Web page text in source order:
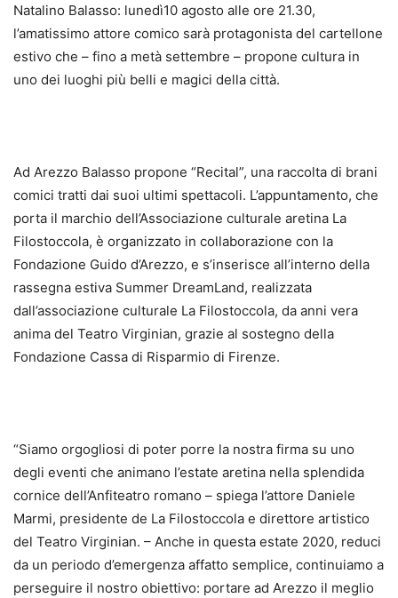
Natalino Balasso: lunedì10 agosto alle ore 21.30,
l’amatissimo attore comico sarà protagonista del cartellone
estivo che – fino a metà settembre – propone cultura in
uno dei luoghi più belli e magici della città.
Ad Arezzo Balasso propone “Recital”, una raccolta di brani
comici tratti dai suoi ultimi spettacoli. L’appuntamento, che
porta il marchio dell’Associazione culturale aretina La
Filostoccola, è organizzato in collaborazione con la
Fondazione Guido d’Arezzo, e s’inserisce all’interno della
rassegna estiva Summer DreamLand, realizzata
dall’associazione culturale La Filostoccola, da anni vera
anima del Teatro Virginian, grazie al sostegno della
Fondazione Cassa di Risparmio di Firenze.
“Siamo orgogliosi di poter porre la nostra firma su uno
degli eventi che animano l’estate aretina nella splendida
cornice dell’Anfiteatro romano – spiega l’attore Daniele
Marmi, presidente de La Filostoccola e direttore artistico
del Teatro Virginian. – Anche in questa estate 2020, reduci
da un periodo d’emergenza affatto semplice, continuiamo a
perseguire il nostro obiettivo: portare ad Arezzo il meglio